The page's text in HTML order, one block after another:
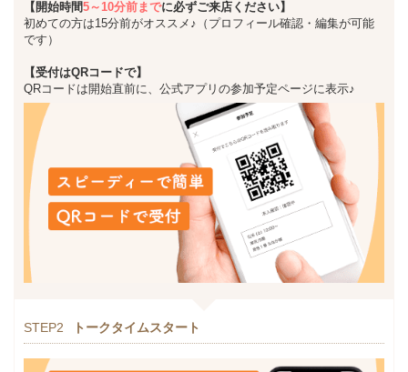
【開始時間5～10分前までに必ずご来店ください】
初めての方は15分前がオススメ♪（プロフィール確認・編集が可能
です）
【受付はQRコードで】
QRコードは開始直前に、公式アプリの参加予定ページに表示♪
STEP2 トークタイムスタート